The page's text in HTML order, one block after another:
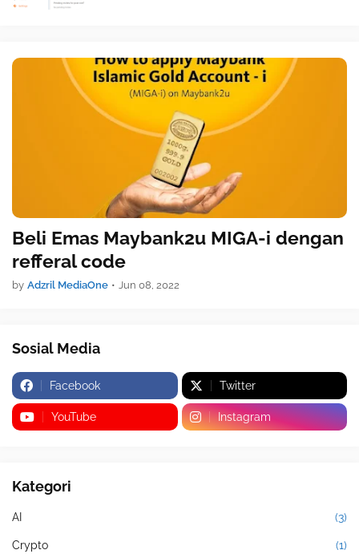
Beli Emas Maybank2u MIGA-i dengan
refferal code
by Adzril MediaOne • Jun 08, 2022
Sosial Media
Facebook Twitter
YouTube Instagram
Kategori
AI (3)
Crypto (1)